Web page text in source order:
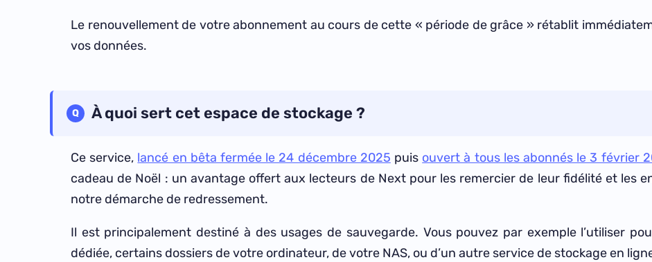
Le renouvellement de votre abonnement au cours de cette « période de grâce » rétablit
vos données.
À quoi sert cet espace de stockage ?
Ce service, lancé en bêta fermée le 24 décembre 2025 puis ouvert à tous les abonnés le 3 février
cadeau de Noël : un avantage offert aux lecteurs de Next pour les remercier de leur fidélité et les
notre démarche de redressement.
Il est principalement destiné à des usages de sauvegarde. Vous pouvez par exemple l’utiliser
dédiée, certains dossiers de votre ordinateur, de votre NAS, ou d’un autre service de stockage en